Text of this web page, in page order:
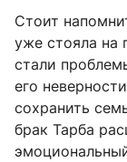
Стоит
уже стояла на
стали
его
сохранить
брак Тарба